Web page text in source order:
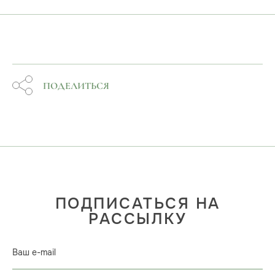
ПОДЕЛИТЬСЯ
ПОДПИСАТЬСЯ НА
РАССЫЛКУ
Ваш e-mail